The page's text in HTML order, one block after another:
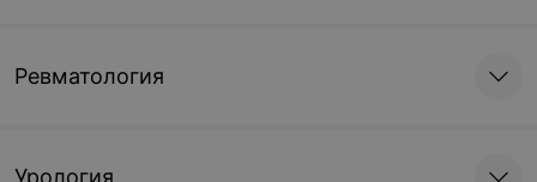
Ревматология
Урология